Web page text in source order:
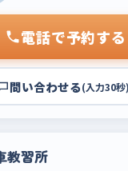
電話で予約する
問い合わせる(入力30秒)
教習所